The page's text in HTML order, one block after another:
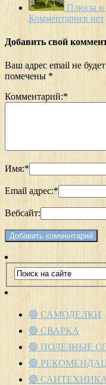
Плюсы и
Комментариев нет
Добавить свой
Ваш адрес email не
помечены *
Комментарий:*
Имя:*
Email адрес:*
Вебсайт:
🟢 САМОДЕЛКИ
🟢 СВАРКА
🟢 ПОЛЕЗНЫЕ
🟢
🟢 САНТЕХНИКА